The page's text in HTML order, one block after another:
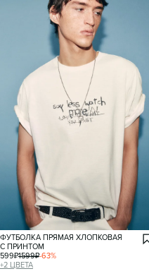
ФУТБОЛКА ПРЯМАЯ ХЛОПКОВАЯ
С ПРИНТОМ
599₽1599₽-63%
+2 ЦВЕТА